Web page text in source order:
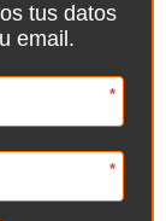
tus datos
email.
*
*